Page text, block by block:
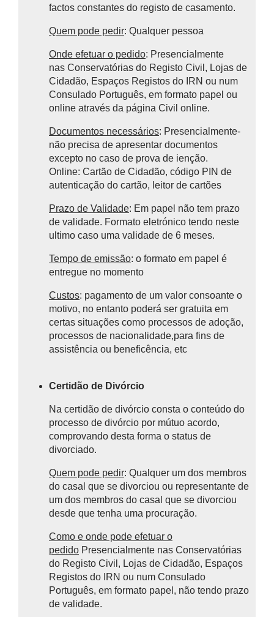
factos constantes do registo de casamento.
Quem pode pedir: Qualquer pessoa
Onde efetuar o pedido: Presencialmente
nas Conservatórias do Registo Civil, Lojas de
Cidadão, Espaços Registos do IRN ou num
Consulado Português, em formato papel ou
online através da página Civil online.
Documentos necessários: Presencialmente-
não precisa de apresentar documentos
excepto no caso de prova de ienção.
Online: Cartão de Cidadão, código PIN de
autenticação do cartão, leitor de cartões
Prazo de Validade: Em papel não tem prazo
de validade. Formato eletrónico tendo neste
ultimo caso uma validade de 6 meses.
Tempo de emissão: o formato em papel é
entregue no momento
Custos: pagamento de um valor consoante o
motivo, no entanto poderá ser gratuita em
certas situações como processos de adoção,
processos de nacionalidade,para fins de
assistência ou beneficência, etc
Certidão de Divórcio
Na certidão de divórcio consta o conteúdo do
processo de divórcio por mútuo acordo,
comprovando desta forma o status de
divorciado.
Quem pode pedir: Qualquer um dos membros
do casal que se divorciou ou representante de
um dos membros do casal que se divorciou
desde que tenha uma procuração.
Como e onde pode efetuar o
pedido Presencialmente nas Conservatórias
do Registo Civil, Lojas de Cidadão, Espaços
Registos do IRN ou num Consulado
Português, em formato papel, não tendo prazo
de validade.